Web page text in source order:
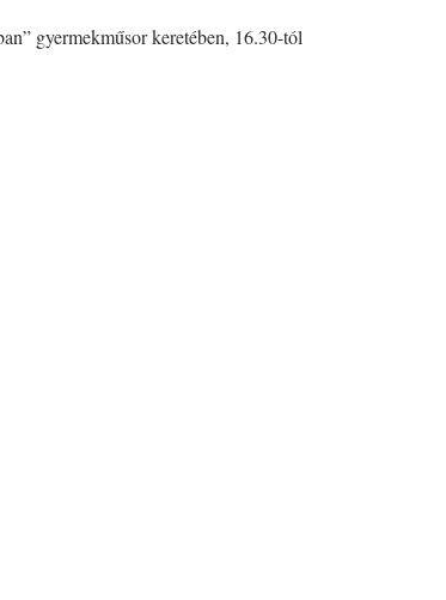
gyermekműsor keretében, 16.30-tól